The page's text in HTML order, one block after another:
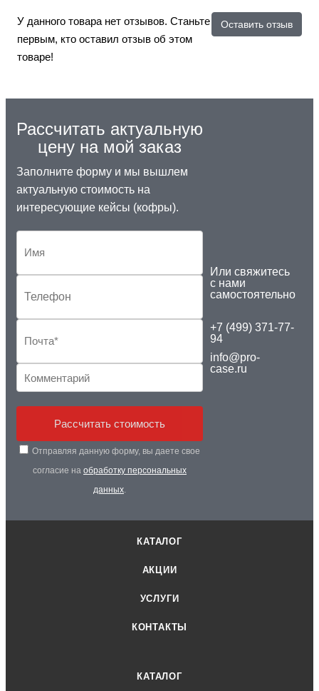
Оставить отзыв
У данного товара нет отзывов. Станьте
первым, кто оставил отзыв об этом
товаре!
Рассчитать актуальную
цену на мой заказ
Заполните форму и мы вышлем
актуальную стоимость на
интересующие кейсы (кофры).
Рассчитать стоимость
Отправляя данную форму, вы даете свое
согласие на обработку персональных
данных.
Или свяжитесь
с нами
самостоятельно
+7 (499) 371-77-
94
info@pro-
case.ru
КАТАЛОГ
АКЦИИ
УСЛУГИ
КОНТАКТЫ
КАТАЛОГ